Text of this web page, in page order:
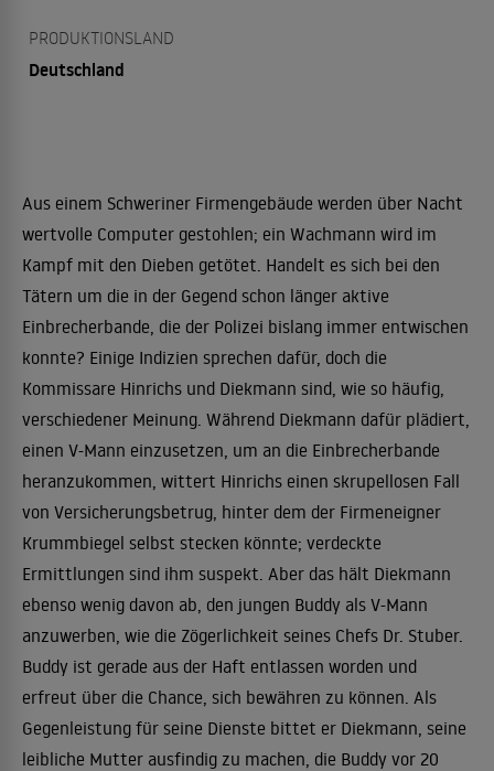
PRODUKTIONSLAND
Deutschland
Aus einem Schweriner Firmengebäude werden über Nacht
wertvolle Computer gestohlen; ein Wachmann wird im
Kampf mit den Dieben getötet. Handelt es sich bei den
Tätern um die in der Gegend schon länger aktive
Einbrecherbande, die der Polizei bislang immer entwischen
konnte? Einige Indizien sprechen dafür, doch die
Kommissare Hinrichs und Diekmann sind, wie so häufig,
verschiedener Meinung. Während Diekmann dafür plädiert,
einen V-Mann einzusetzen, um an die Einbrecherbande
heranzukommen, wittert Hinrichs einen skrupellosen Fall
von Versicherungsbetrug, hinter dem der Firmeneigner
Krummbiegel selbst stecken könnte; verdeckte
Ermittlungen sind ihm suspekt. Aber das hält Diekmann
ebenso wenig davon ab, den jungen Buddy als V-Mann
anzuwerben, wie die Zögerlichkeit seines Chefs Dr. Stuber.
Buddy ist gerade aus der Haft entlassen worden und
erfreut über die Chance, sich bewähren zu können. Als
Gegenleistung für seine Dienste bittet er Diekmann, seine
leibliche Mutter ausfindig zu machen, die Buddy vor 20